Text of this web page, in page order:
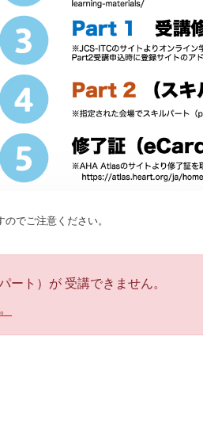
でご注意ください。
ート）が 受講できません。